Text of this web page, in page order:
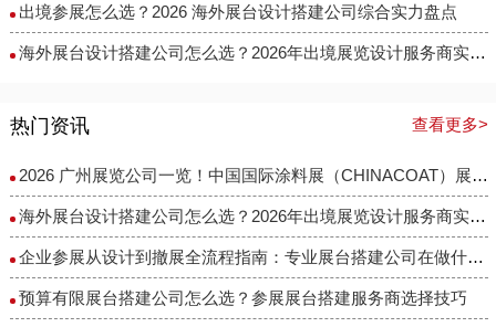
出境参展怎么选？2026 海外展台设计搭建公司综合实力盘点
海外展台设计搭建公司怎么选？2026年出境展览设计服务商实力全解析
热门资讯 查看更多>
2026 广州展览公司一览！中国国际涂料展（CHINACOAT）展台设计搭建服务商推荐
海外展台设计搭建公司怎么选？2026年出境展览设计服务商实力全解析
企业参展从设计到撤展全流程指南：专业展台搭建公司在做什么？
预算有限展台搭建公司怎么选？参展展台搭建服务商选择技巧